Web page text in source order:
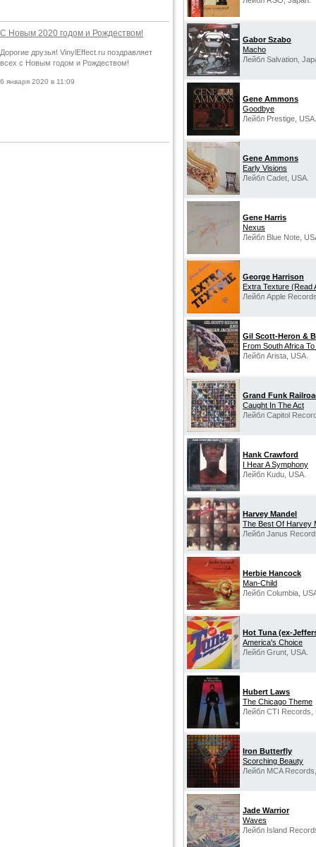
С Новым 2020 годом и Рождеством!
Дорогие друзья! VinylEffect.ru поздравляет
всех с Новым годом и Рождеством!
6 января 2020 в 11:09
Gabor Szabo
Macho
Лейбл Salvation,
Gene Ammons
Goodbye
Лейбл Prestige, USA.
Gene Ammons
Early Visions
Лейбл Cadet, USA.
Gene Harris
Nexus
Лейбл Blue Note,
George Harrison
Extra Texture (Read
Лейбл Apple
Gil Scott-Heron &
From South Africa
Лейбл Arista, USA.
Grand Funk
Caught In The Act
Лейбл Capitol
Hank Crawford
I Hear A Symphony
Лейбл Kudu, USA.
Harvey Mandel
The Best Of Harvey
Лейбл Janus
Herbie Hancock
Man-Child
Лейбл Columbia,
Hot Tuna (ex-
America's Choice
Лейбл Grunt, USA.
Hubert Laws
The Chicago Theme
Лейбл CTI Records,
Iron Butterfly
Scorching Beauty
Лейбл MCA
Jade Warrior
Waves
Лейбл Island